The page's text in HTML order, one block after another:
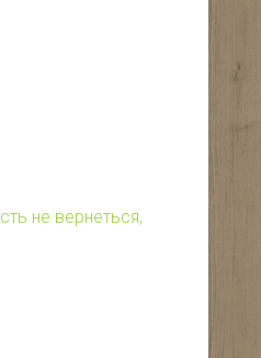
не вернеться,